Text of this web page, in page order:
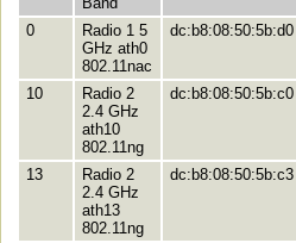
0
Radio 1 5
GHz ath0
802.11nac
dc:b8:08:50:5b:d0
10
Radio 2
2.4 GHz
ath10
802.11ng
dc:b8:08:50:5b:c0
13
Radio 2
2.4 GHz
ath13
802.11ng
dc:b8:08:50:5b:c3